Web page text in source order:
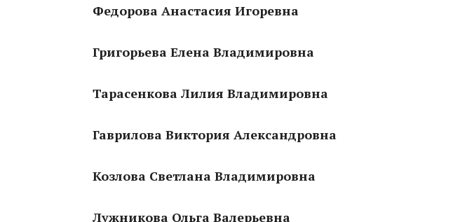
Федорова Анастасия Игоревна
Григорьева Елена Владимировна
Тарасенкова Лилия Владимировна
Гаврилова Виктория Александровна
Козлова Светлана Владимировна
Лужникова Ольга Валерьевна